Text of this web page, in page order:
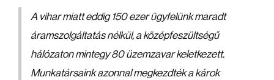
A vihar miatt eddig 150 ezer ügyfelünk maradt
áramszolgáltatás nélkül, a középfeszültségű
hálózaton mintegy 80 üzemzavar keletkezett.
Munkatársaink azonnal megkezdték a károk